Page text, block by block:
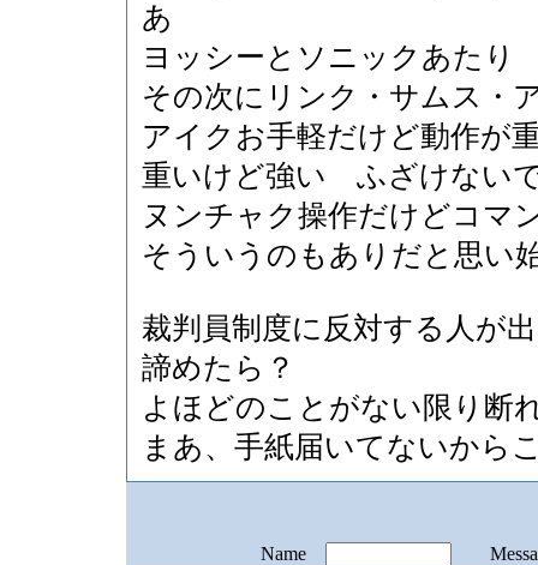
あ
ヨッシーとソニックあたり
その次にリンク・サムス・
アイクお手軽だけど動作が
重いけど強い ふざけない
ヌンチャク操作だけどコマ
そういうのもありだと思い
裁判員制度に反対する人が
諦めたら？
よほどのことがない限り断
まあ、手紙届いてないから
Name